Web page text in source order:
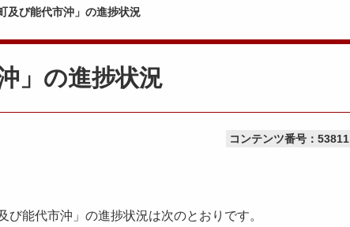
及び能代市沖」の進捗状況
」の進捗状況
コンテンツ番号：53811
能代市沖」の進捗状況は次のとおりです。